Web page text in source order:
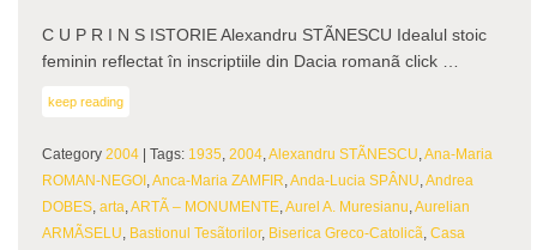
C U P R I N S ISTORIE Alexandru STÃNESCU Idealul stoic
feminin reflectat în inscriptiile din Dacia romanã click …
keep reading
Category 2004 | Tags: 1935, 2004,Alexandru STÃNESCU,Ana-Maria
ROMAN-NEGOI ,Anca-Maria ZAMFIR,Anda-Lucia SPÂNU,Andrea
DOBES, arta,ARTÃ – MONUMENTE,Aurel A. Muresianu,Aurelian
ARMÃSELU, Bastionul Tesãtorilor, Biserica Greco-Catolicã, Casa